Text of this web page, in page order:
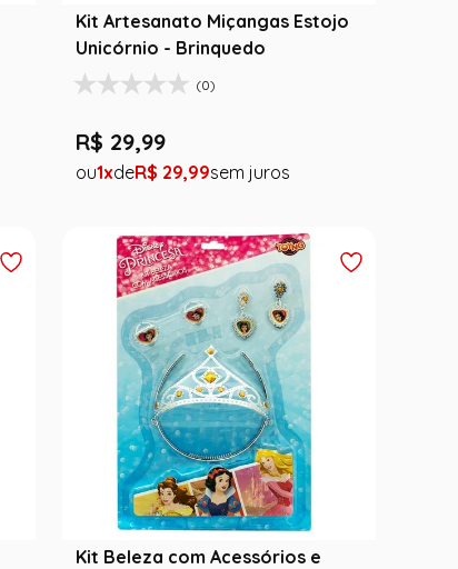
Kit Artesanato Miçangas Estojo
Unicórnio - Brinquedo
(0)
R$ 29,99
1 R$ 29,99
Kit Beleza com Acessórios e